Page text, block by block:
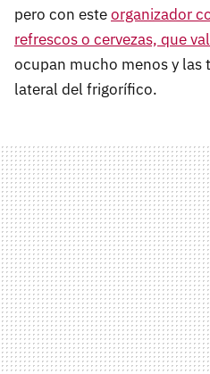
pero con esteorganizador
refrescos o cervezas, que
ocupan mucho menos y las
lateral del frigorífico.